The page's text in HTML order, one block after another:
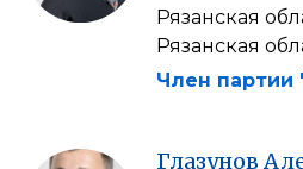
Рязанская
Рязанская
Член партии
Глазунов